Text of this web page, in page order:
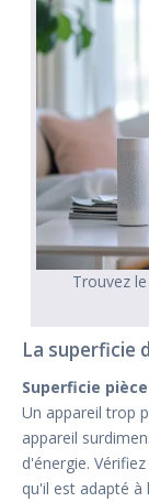
Trouvez
La superficie
Superficie
Un appareil trop
appareil
d'énergie.
qu'il est adapté à